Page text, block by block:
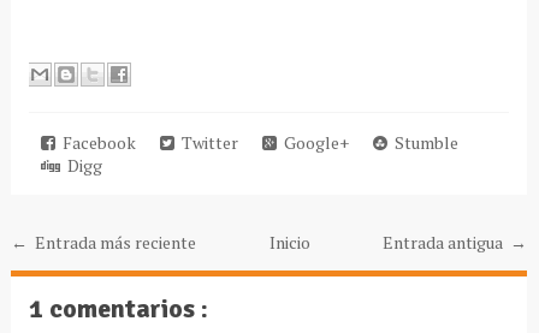
Facebook Twitter Google+
Stumble
Digg
← Entrada más reciente Entrada antigua →
Inicio
1 comentarios :